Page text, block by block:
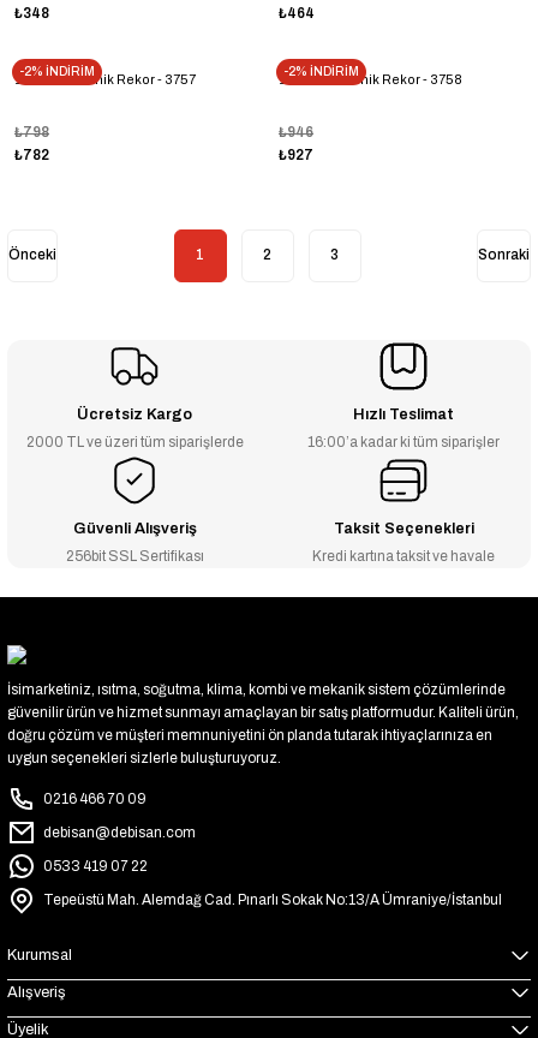
₺348 ₺464
-2% İNDİRİM
11/4'' Sarı Konik Rekor - 3757
₺782
₺798
-2% İNDİRİM
11/2'' Sarı Konik Rekor - 3758
₺927
₺946
1 2 3
Ücretsiz Kargo
2000 TL ve üzeri tüm siparişlerde
Hızlı Teslimat
16:00’a kadar ki tüm siparişler
Güvenli Alışveriş
256bit SSL Sertifikası
Taksit Seçenekleri
Kredi kartına taksit ve havale
İsimarketiniz, ısıtma, soğutma, klima, kombi ve mekanik sistem çözümlerinde
güvenilir ürün ve hizmet sunmayı amaçlayan bir satış platformudur. Kaliteli ürün,
doğru çözüm ve müşteri memnuniyetini ön planda tutarak ihtiyaçlarınıza en
uygun seçenekleri sizlerle buluşturuyoruz.
0216 466 70 09
debisan@debisan.com
0533 419 07 22
Tepeüstü Mah. Alemdağ Cad. Pınarlı Sokak No:13/A Ümraniye/İstanbul
Kurumsal
Alışveriş
Üyelik